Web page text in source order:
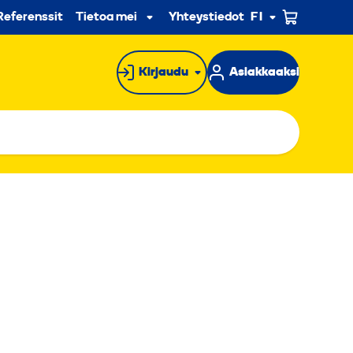
Tietoa meistäAlavalikko
Yhteystiedot FI
Kirjaudu Asiakkaaksi